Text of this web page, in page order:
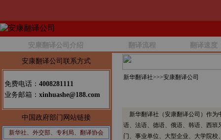
安康翻译公司介绍 翻译流程 翻译速度
安康翻译公司联系方式
免费电话： 4008281111
业务邮箱： xinhuashe@188.com
中国政府部门网站链接
新华社、外交部、专利局、翻译协会
新华翻译社>>>安康翻译公司
新华翻译社（安康翻译公司）作为
语、法语、德语、俄语、韩语、西
门、事业单位、大型企业、大学院